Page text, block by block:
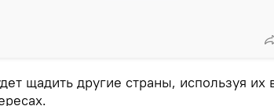
щадить другие страны, используя их